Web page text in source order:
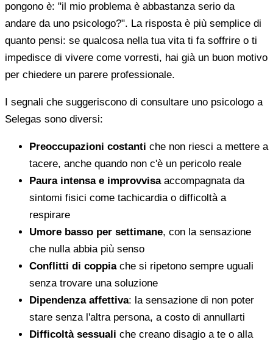
pongono è: "il mio problema è abbastanza serio da
andare da uno psicologo?". La risposta è più semplice di
quanto pensi: se qualcosa nella tua vita ti fa soffrire o ti
impedisce di vivere come vorresti, hai già un buon motivo
per chiedere un parere professionale.
I segnali che suggeriscono di consultare uno psicologo a
Selegas sono diversi:
Preoccupazioni costanti che non riesci a mettere a
tacere, anche quando non c'è un pericolo reale
Paura intensa e improvvisaaccompagnata da
sintomi fisici come tachicardia o difficoltà a
respirare
Umore basso per settimane, con la sensazione
che nulla abbia più senso
Conflitti di coppiache si ripetono sempre uguali
senza trovare una soluzione
Dipendenza affettiva: la sensazione di non poter
stare senza l'altra persona, a costo di annullarti
Difficoltà sessuali che creano disagio a te o alla